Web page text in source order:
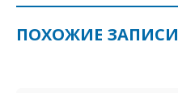
ПОХОЖИЕ ЗАПИСИ